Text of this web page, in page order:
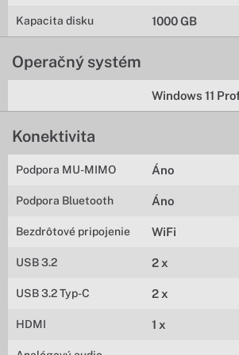
Kapacita disku 1000 GB
Operačný systém
Windows 11
Konektivita
Podpora MU-MIMO Áno
Podpora Bluetooth Áno
Bezdrôtové pripojenie WiFi
USB 3.2 2 x
USB 3.2 Typ-C 2 x
HDMI 1 x